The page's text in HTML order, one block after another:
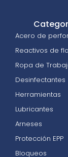
Acero de
Reactivos de
Ropa de
Desinfectantes
Herramientas
Lubricantes
Arneses
Protección EPP
Bloqueos